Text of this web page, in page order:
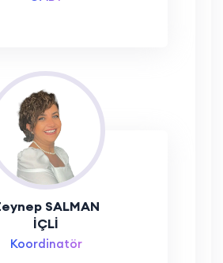
SALMAN
İÇLİ
Koordinatör